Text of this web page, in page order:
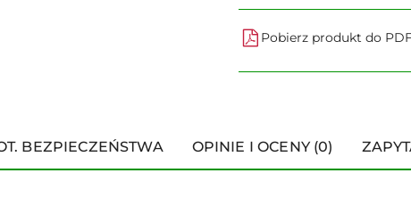
Pobierz produkt do
BEZPIECZEŃSTWA OPINIE I OCENY (0)